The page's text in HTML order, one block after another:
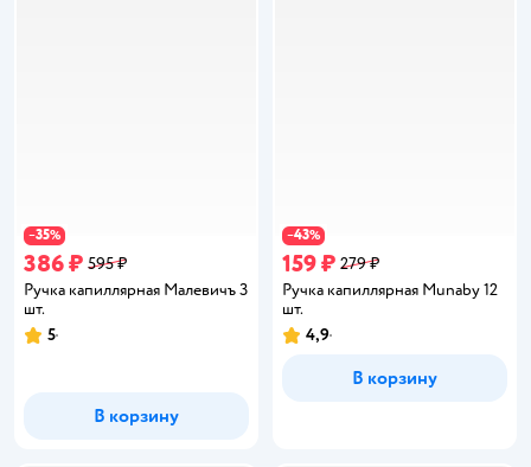
−35%
386 ₽ 595 ₽
Ручка капиллярная Малевичъ 3
шт.
Рейтинг:
5
В корзину
−43%
159 ₽ 279 ₽
Ручка капиллярная Munaby 12
шт.
Рейтинг:
4,9
В корзину